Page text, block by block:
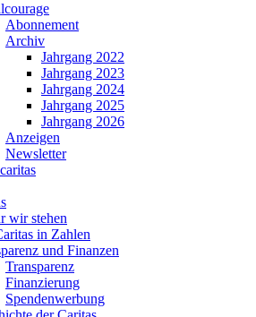
Abonnement
Archiv
Jahrgang 2022
Jahrgang 2023
Jahrgang 2024
Jahrgang 2025
Jahrgang 2026
Anzeigen
Newsletter
wir stehen
in Zahlen
und Finanzen
Transparenz
Finanzierung
Spendenwerbung